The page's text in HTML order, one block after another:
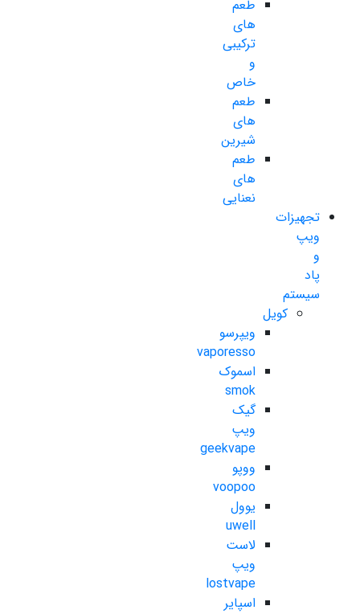
طعم
های
ترکیبی
و
خاص
طعم
های
شیرین
طعم
های
نعنایی
تجهیزات
ویپ
و
پاد
سیستم
کویل
ویپرسو
vaporesso
اسموک
smok
گیک
ویپ
geekvape
ووپو
voopoo
یوول
uwell
لاست
ویپ
lostvape
اسپایر